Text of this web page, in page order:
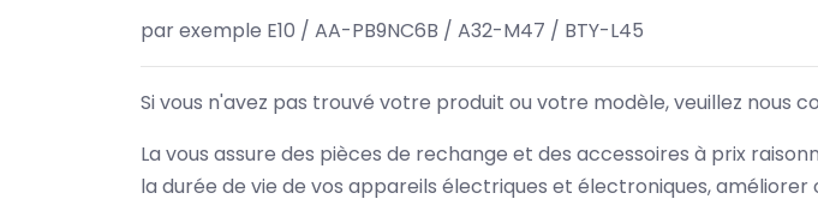
par exemple E10 / AA-PB9NC6B / A32-M47 / BTY-L45
Si vous n'avez pas trouvé votre produit ou votre modèle, veuillez nous
La vous assure des pièces de rechange et des accessoires à prix
la durée de vie de vos appareils électriques et électroniques,